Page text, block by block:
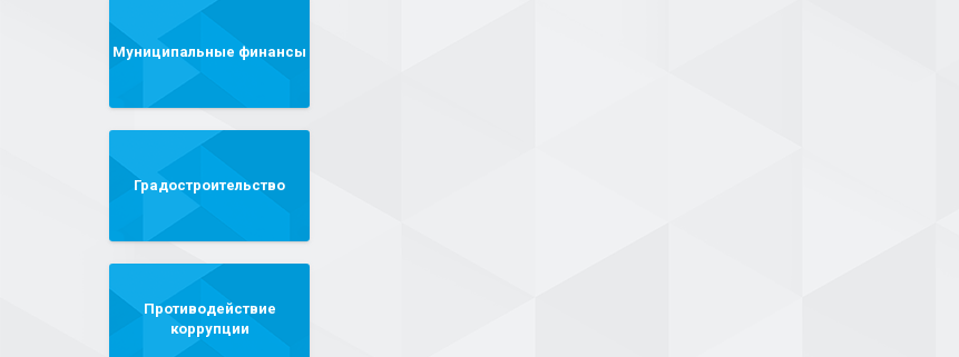
Муниципальные финансы
Градостроительство
Противодействие
коррупции